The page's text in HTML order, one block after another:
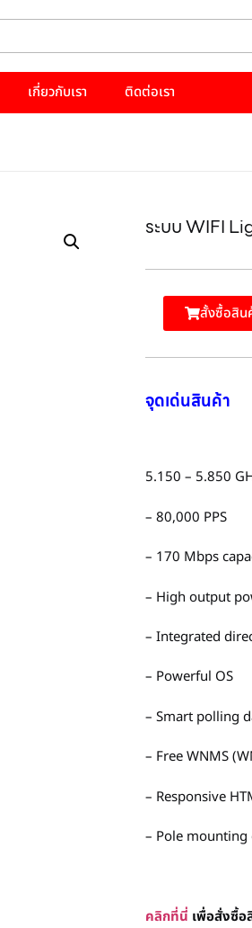
เกี่ยวกับเรา ติดต่อเรา
ระบบ WIFI
สั้งซื้อสิน
จุดเด่นสินค้า
5.150 – 5.850
– 80,000 PPS
– 170 Mbps
– High output
– Integrated
– Powerful OS
– Smart polling
– Free WNMS
– Responsive
– Pole
คลิกที่นี่ เพื่อสั่งซื้อ